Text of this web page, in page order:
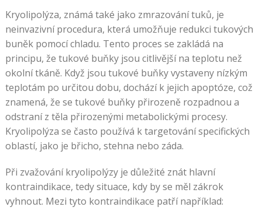
Kryolipolýza, známá také jako zmrazování tuků, je
neinvazivní procedura, která umožňuje redukci tukových
buněk pomocí chladu. Tento proces se zakládá na
principu, že tukové buňky jsou citlivější na teplotu než
okolní tkáně. Když jsou tukové buňky vystaveny nízkým
teplotám po určitou dobu, dochází k jejich apoptóze, což
znamená, že se tukové buňky přirozeně rozpadnou a
odstraní z těla přirozenými metabolickými procesy.
Kryolipolýza se často používá k targetování specifických
oblastí, jako je břicho, stehna nebo záda.
Při zvažování kryolipolýzy je důležité znát hlavní
kontraindikace, tedy situace, kdy by se měl zákrok
vyhnout. Mezi tyto kontraindikace patří například: